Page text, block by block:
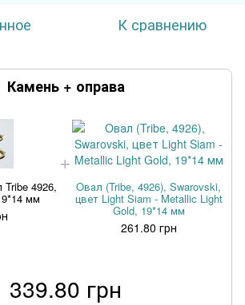
К сравнению
Камень + оправа
Tribe 4926,
мм
Oвал (Tribe, 4926), Swarovski,
цвет Light Siam - Metallic Light
Gold, 19*14 мм
261.80 грн
339.80 грн